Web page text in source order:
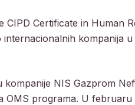
CIPD Certificate in Human
internacionalnih kompanija
kompanije NIS Gazprom
OMS programa. U